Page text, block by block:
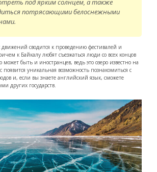
под ярким солнцем, а также
потрясающими белоснежными
сводится к проведению фестивалей и
к Байкалу любят съезжаться люди со всех концов
быть и иностранцев, ведь это озеро известно на
появится уникальная возможность познакомиться с
и, если вы знаете английский язык, сможете
других государств.